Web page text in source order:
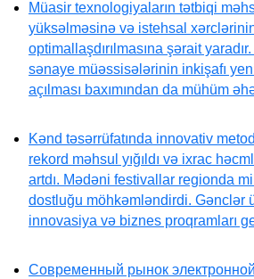
Müasir texnologiyaların tətbiqi
yüksəlməsinə və istehsal
optimallaşdırılmasına şərait
sənaye müəssisələrinin inkişafı
açılması baxımından da mühüm
Kənd təsərrüfatında innovativ
rekord məhsul yığıldı və ixrac
artdı. Mədəni festivallar regionda
dostluğu möhkəmləndirdi. Gənclər
innovasiya və biznes proqramları
Современный рынок